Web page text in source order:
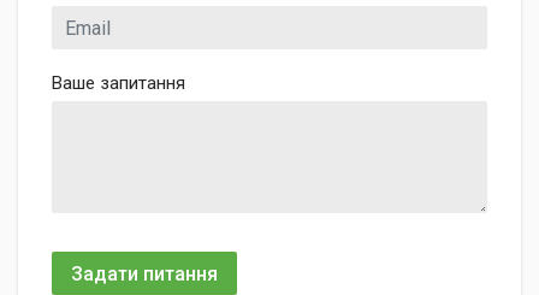
Ваше запитання
Задати питання